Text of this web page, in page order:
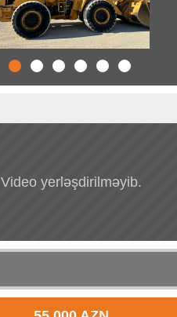
Video yerləşdirilməyib.